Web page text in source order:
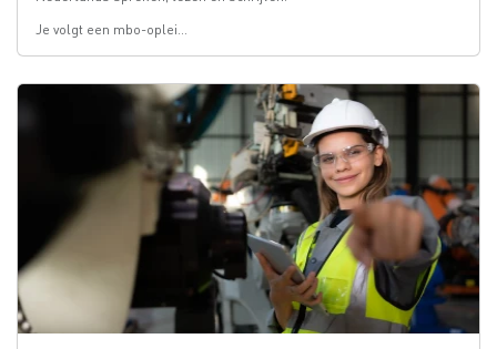
Je volgt een mbo-oplei...